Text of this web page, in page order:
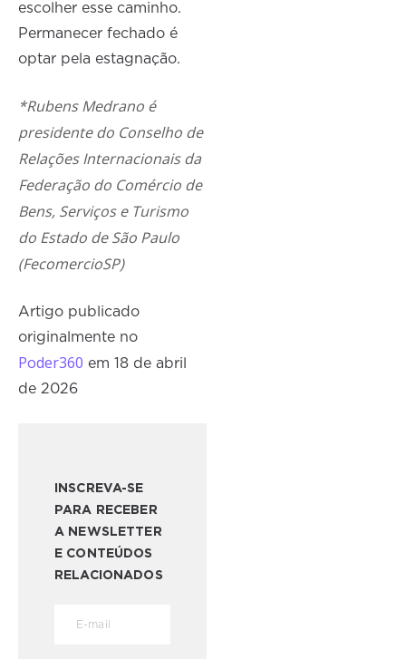
escolher esse caminho.
Permanecer fechado é
optar pela estagnação.
*Rubens Medrano é
presidente do Conselho de
Relações Internacionais da
Federação do Comércio de
Bens, Serviços e Turismo
do Estado de São Paulo
(FecomercioSP)
Artigo publicado
originalmente no
Poder360 em 18 de abril
de 2026
INSCREVA-SE
PARA RECEBER
A NEWSLETTER
E CONTEÚDOS
RELACIONADOS